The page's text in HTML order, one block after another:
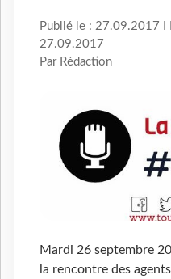
Publié le : 27.09.2017 I
27.09.2017
Par Rédaction
Mardi 26 septembre
la rencontre des